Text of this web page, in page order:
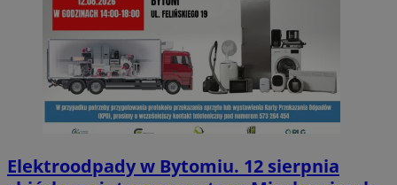
Elektroodpady w Bytomiu. 12 sierpnia